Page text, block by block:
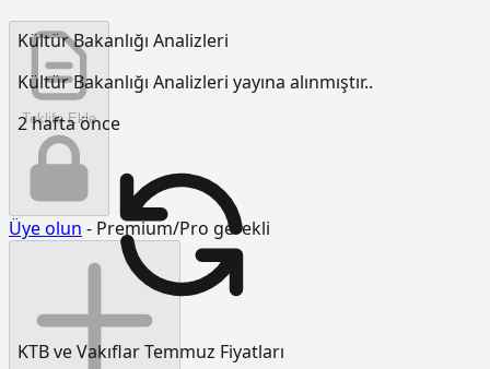
Kültür Bakanlığı Analizleri
Kültür Bakanlığı Analizleri yayına alınmıştır..
2 hafta önce
KTB ve Vakıflar Temmuz Fiyatları
Teklife Ekle
Üye olun - Premium/Pro gerekli